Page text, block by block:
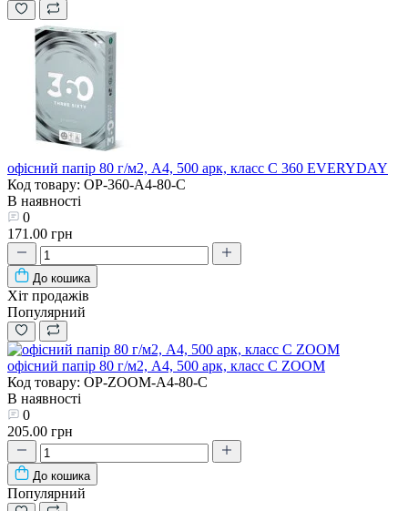
офісний папір 80 г/м2, A4, 500 арк, класc C 360 EVERYDAY
Код товару: OP-360-A4-80-C
В наявності
0
171.00 грн
До кошика
Хіт продажів
Популярний
офісний папір 80 г/м2, A4, 500 арк, класc C ZOOM
Код товару: OP-ZOOM-A4-80-C
В наявності
0
205.00 грн
До кошика
Популярний